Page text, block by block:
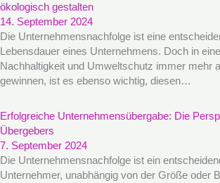
ökologisch gestalten
14. September 2024
Die Unternehmensnachfolge ist eine
Lebensdauer eines Unternehmens. Doch in
Nachhaltigkeit und Umweltschutz immer mehr
gewinnen, ist es ebenso wichtig, diesen…
Erfolgreiche Unternehmensübergabe: Die
Übergebers
7. September 2024
Die Unternehmensnachfolge ist ein
Unternehmer, unabhängig von der Größe oder